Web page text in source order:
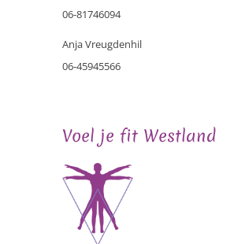
06-81746094
Anja Vreugdenhil
06-45945566
Voel je fit Westland